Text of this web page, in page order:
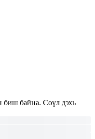
биш байна. Сөүл дэхь